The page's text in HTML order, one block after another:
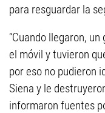
para resguardar la
“Cuando llegaron,
el móvil y tuvieron
por eso no pudieron
Siena y le
informaron fuentes